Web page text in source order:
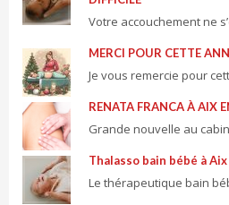
Votre accouchement ne
MERCI POUR CETTE
Je vous remercie pour
RENATA FRANCA À AIX
Grande nouvelle au
Thalasso bain bébé à
Le thérapeutique bain